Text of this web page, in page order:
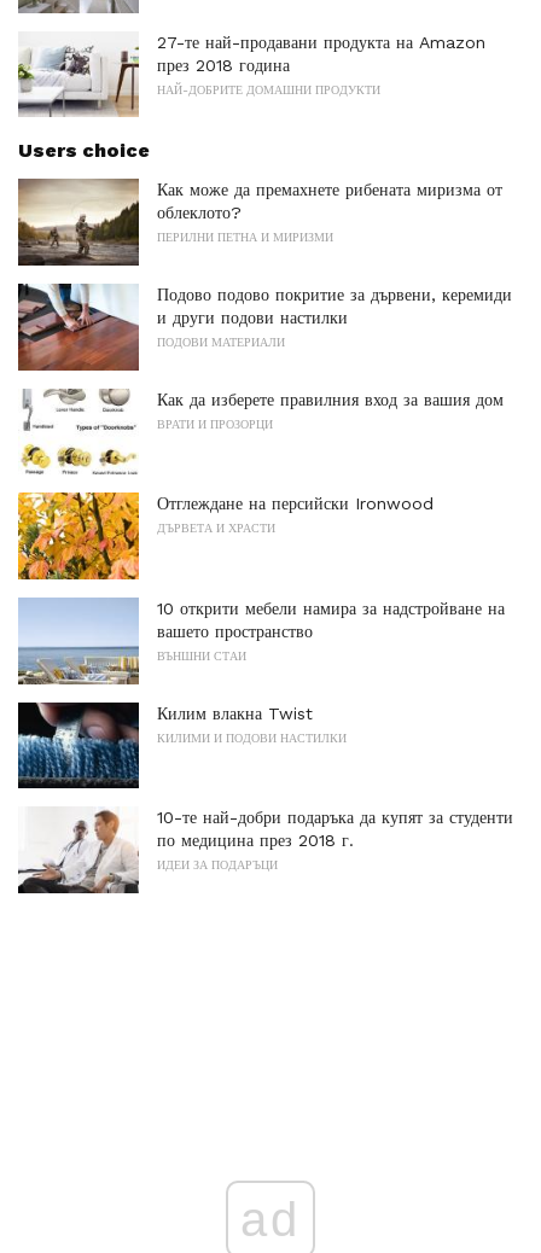
27-те най-продавани продукта на Amazon
през 2018 година
НАЙ-ДОБРИТЕ ДОМАШНИ ПРОДУКТИ
Users choice
Как може да премахнете рибената миризма от
облеклото?
ПЕРИЛНИ ПЕТНА И МИРИЗМИ
Подово подово покритие за дървени, керемиди
и други подови настилки
ПОДОВИ МАТЕРИАЛИ
Как да изберете правилния вход за вашия дом
ВРАТИ И ПРОЗОРЦИ
Отглеждане на персийски Ironwood
ДЪРВЕТА И ХРАСТИ
10 открити мебели намира за надстройване на
вашето пространство
ВЪНШНИ СТАИ
Килим влакна Twist
КИЛИМИ И ПОДОВИ НАСТИЛКИ
10-те най-добри подаръка да купят за студенти
по медицина през 2018 г.
ИДЕИ ЗА ПОДАРЪЦИ
ad